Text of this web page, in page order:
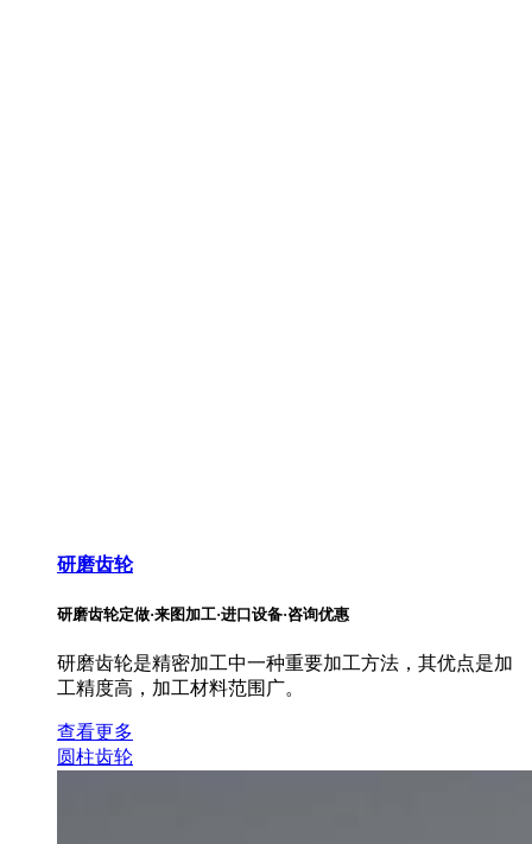
研磨齿轮
研磨齿轮定做·来图加工·进口设备·咨询优惠
研磨齿轮是精密加工中一种重要加工方法，其优点是加
工精度高，加工材料范围广。
查看更多
圆柱齿轮